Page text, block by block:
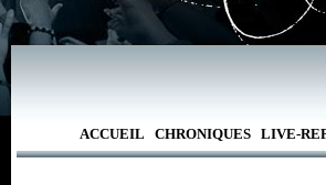
ACCUEIL CHRONIQUES LIVE-